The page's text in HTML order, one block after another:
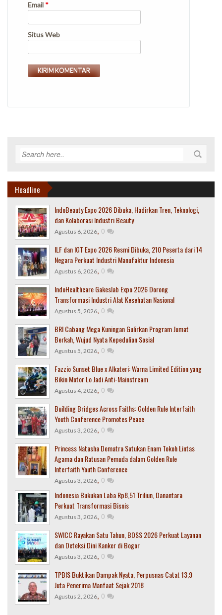
Email *
Situs Web
Headline
IndoBeauty Expo 2026 Dibuka, Hadirkan Tren, Teknologi,
dan Kolaborasi Industri Beauty
Agustus 6, 2026, 0
ILF dan IGT Expo 2026 Resmi Dibuka, 210 Peserta dari 14
Negara Perkuat Industri Manufaktur Indonesia
Agustus 6, 2026, 0
IndoHealthcare Gakeslab Expo 2026 Dorong
Transformasi Industri Alat Kesehatan Nasional
Agustus 5, 2026, 0
BRI Cabang Mega Kuningan Gulirkan Program Jumat
Berkah, Wujud Nyata Kepedulian Sosial
Agustus 5, 2026, 0
Fazzio Sunset Blue x Alkateri: Warna Limited Edition yang
Bikin Motor Lo Jadi Anti-Mainstream
Agustus 4, 2026, 0
Building Bridges Across Faiths: Golden Rule Interfaith
Youth Conference Promotes Peace
Agustus 3, 2026, 0
Princess Natasha Dematra Satukan Enam Tokoh Lintas
Agama dan Ratusan Pemuda dalam Golden Rule
Interfaith Youth Conference
Agustus 3, 2026, 0
Indonesia Bukukan Laba Rp8,51 Triliun, Danantara
Perkuat Transformasi Bisnis
Agustus 3, 2026, 0
SWICC Rayakan Satu Tahun, BOSS 2026 Perkuat Layanan
dan Deteksi Dini Kanker di Bogor
Agustus 3, 2026, 0
TPBIS Buktikan Dampak Nyata, Perpusnas Catat 13,9
Juta Penerima Manfaat Sejak 2018
Agustus 2, 2026, 0